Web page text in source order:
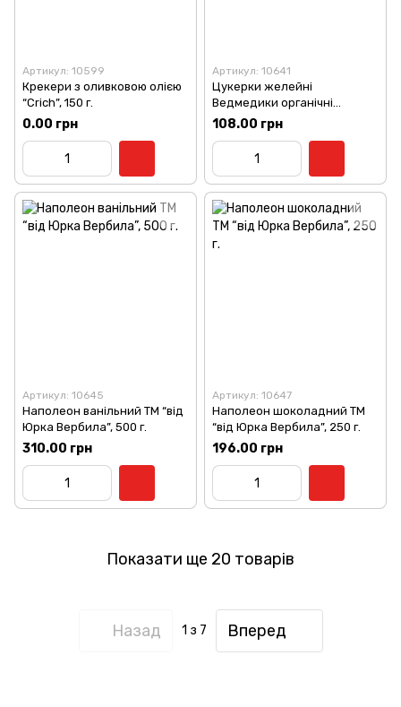
Артикул: 10599
Крекери з оливковою олією
“Crich”, 150 г.
0.00 грн
Артикул: 10641
Цукерки желейні
Ведмедики органічні
“Okovital”, 80 г.
108.00 грн
Артикул: 10645
Наполеон ванільний ТМ “від
Юрка Вербила”, 500 г.
310.00 грн
Артикул: 10647
Наполеон шоколадний ТМ
“від Юрка Вербила”, 250 г.
196.00 грн
Показати ще 20 товарів
Назад 1 з 7 Вперед